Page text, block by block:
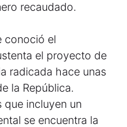
recaudado.
conoció el
el proyecto de
radicada hace unas
la República.
que incluyen un
se encuentra la